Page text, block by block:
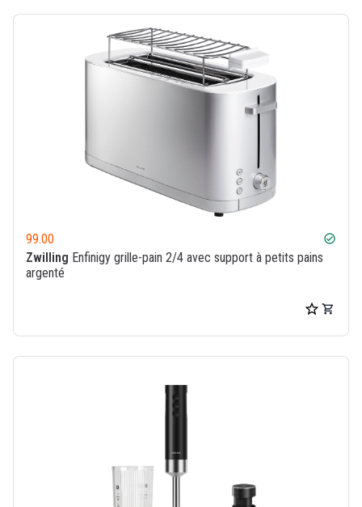
99.00 check_circle
Zwilling Enfinigy grille-pain 2/4 avec support à petits pains
argenté